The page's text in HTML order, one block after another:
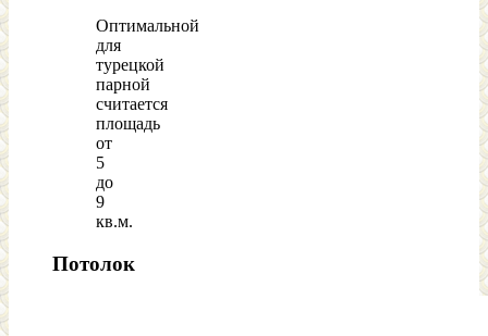
Оптимальной
для
турецкой
парной
считается
площадь
от
5
до
9
кв.м.
Потолок